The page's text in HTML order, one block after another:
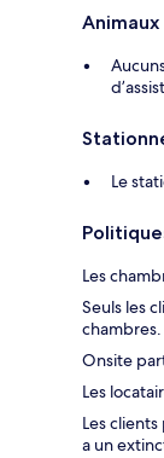
Le
Les
Seuls les
chambres.
Onsite
Les
Les
a un